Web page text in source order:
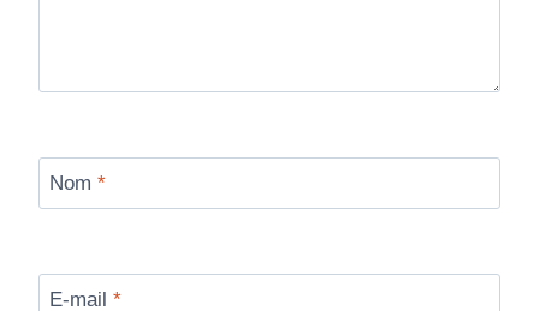
Nom *
E-mail *